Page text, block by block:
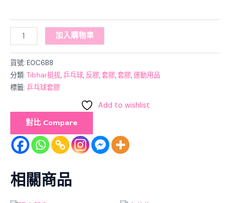
加入購物車
貨號: E0C6B8
分類: Tibhar挺拔,乒乓球, 反膠,套膠,套膠,運動用品
標籤: 乒乓球套膠
Add to wishlist
對比 Compare
相關商品